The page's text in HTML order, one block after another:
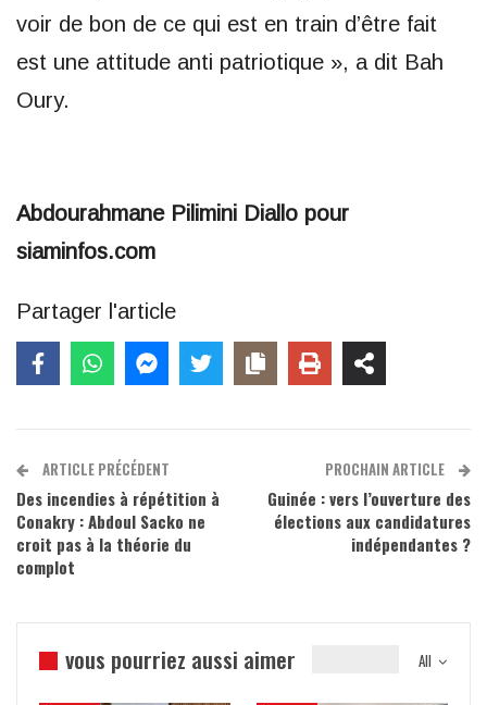
voir de bon de ce qui est en train d’être fait
est une attitude anti patriotique », a dit Bah
Oury.
Abdourahmane Pilimini Diallo pour
siaminfos.com
Partager l'article
ARTICLE PRÉCÉDENT
Des incendies à répétition à
Conakry : Abdoul Sacko ne
croit pas à la théorie du
complot
PROCHAIN ARTICLE
Guinée : vers l’ouverture des
élections aux candidatures
indépendantes ?
All
vous pourriez aussi aimer